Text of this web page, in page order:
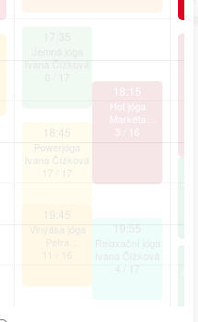
Ivana Čížková
18:45
Powerjóga
Ivana Čížková
17
17
19:45
Vinyása jóga
Petra
18:15
Hot jóga
Markéta
19:55